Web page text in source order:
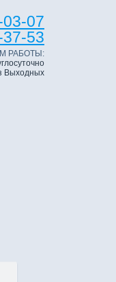
07
53
РАБОТЫ:
Выходных